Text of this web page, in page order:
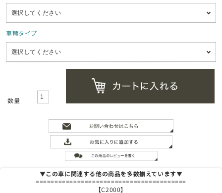
車輛タイプ
数量
▼この車に関連する他の商品を多数揃えています▼
========================================
【C2000】